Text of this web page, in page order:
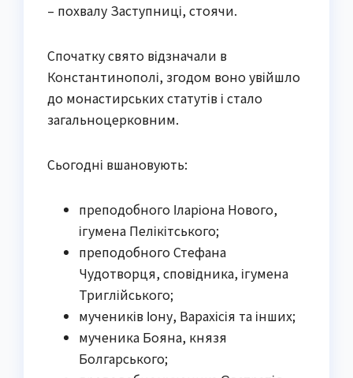
– похвалу Заступниці, стоячи.
Спочатку свято відзначали в
Константинополі, згодом воно увійшло
до монастирських статутів і стало
загальноцерковним.
Сьогодні вшановують:
преподобного Іларіона Нового,
ігумена Пелікітського;
преподобного Стефана
Чудотворця, сповідника, ігумена
Триглійського;
мучеників Іону, Варахісія та інших;
мученика Бояна, князя
Болгарського;